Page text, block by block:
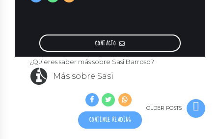
CONTACTO
¿Quieres saber más sobre Sasi Barroso?
Más sobre Sasi
CONTINUE READING
OLDER POSTS